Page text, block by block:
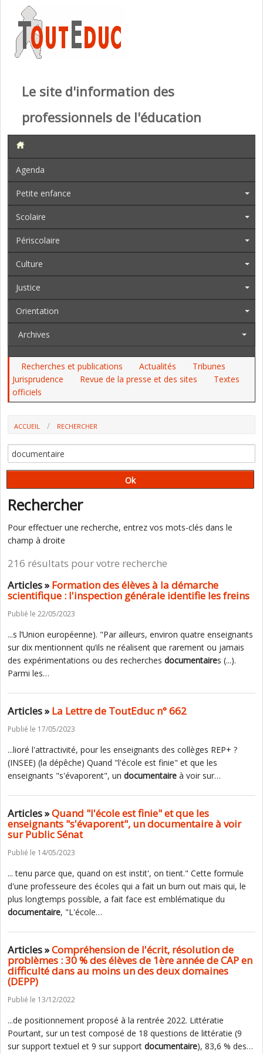
Le site d'information des
professionnels de l'éducation
Agenda
Petite enfance
Scolaire
Périscolaire
Culture
Justice
Orientation
Archives
Recherches et publications Actualités
Tribunes
Jurisprudence
Revue de la presse et des sites
Textes
officiels
ACCUEIL RECHERCHER
Rechercher
Pour effectuer une recherche, entrez vos mots-clés dans le
champ à droite
216 résultats pour votre recherche
Articles »Formation des élèves à la démarche
scientifique : l'inspection générale identifie les freins
Publié le 22/05/2023
...s l’Union européenne). "Par ailleurs, environ quatre enseignants
sur dix mentionnent qu’ils ne réalisent que rarement ou jamais
des expérimentations ou des recherches documentaires (...).
Parmi les…
Articles »La Lettre de ToutEduc n° 662
Publié le 17/05/2023
...lioré l'attractivité, pour les enseignants des collèges REP+ ?
(INSEE) (la dépêche) Quand "l'école est finie" et que les
enseignants "s'évaporent", un documentaire à voir sur…
Articles »Quand "l'école est finie" et que les
enseignants "s'évaporent", un documentaire à voir
sur Public Sénat
Publié le 14/05/2023
... tenu parce que, quand on est instit', on tient." Cette formule
d'une professeure des écoles qui a fait un burn out mais qui, le
plus longtemps possible, a fait face est emblématique du
documentaire, "L'école…
Articles »Compréhension de l'écrit, résolution de
problèmes : 30 % des élèves de 1ère année de CAP en
difficulté dans au moins un des deux domaines
(DEPP)
Publié le 13/12/2022
...de positionnement proposé à la rentrée 2022. Littératie
Pourtant, sur un test composé de 18 questions de littératie (9
sur support textuel et 9 sur support documentaire), 83,6 % des…